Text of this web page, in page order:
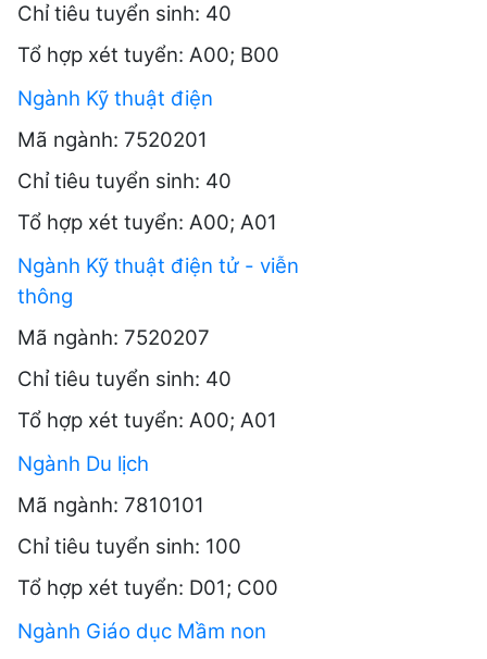
Chỉ tiêu tuyển sinh: 40
Tổ hợp xét tuyển: A00; B00
Ngành Kỹ thuật điện
Mã ngành: 7520201
Chỉ tiêu tuyển sinh: 40
Tổ hợp xét tuyển: A00; A01
Ngành Kỹ thuật điện tử - viễn
thông
Mã ngành: 7520207
Chỉ tiêu tuyển sinh: 40
Tổ hợp xét tuyển: A00; A01
Ngành Du lịch
Mã ngành: 7810101
Chỉ tiêu tuyển sinh: 100
Tổ hợp xét tuyển: D01; C00
Ngành Giáo dục Mầm non